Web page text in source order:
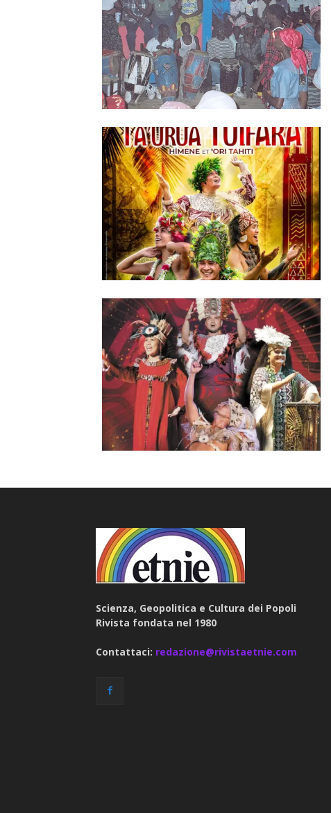
Scienza, Geopolitica e Cultura dei Popoli
Rivista fondata nel 1980
Contattaci: redazione@rivistaetnie.com